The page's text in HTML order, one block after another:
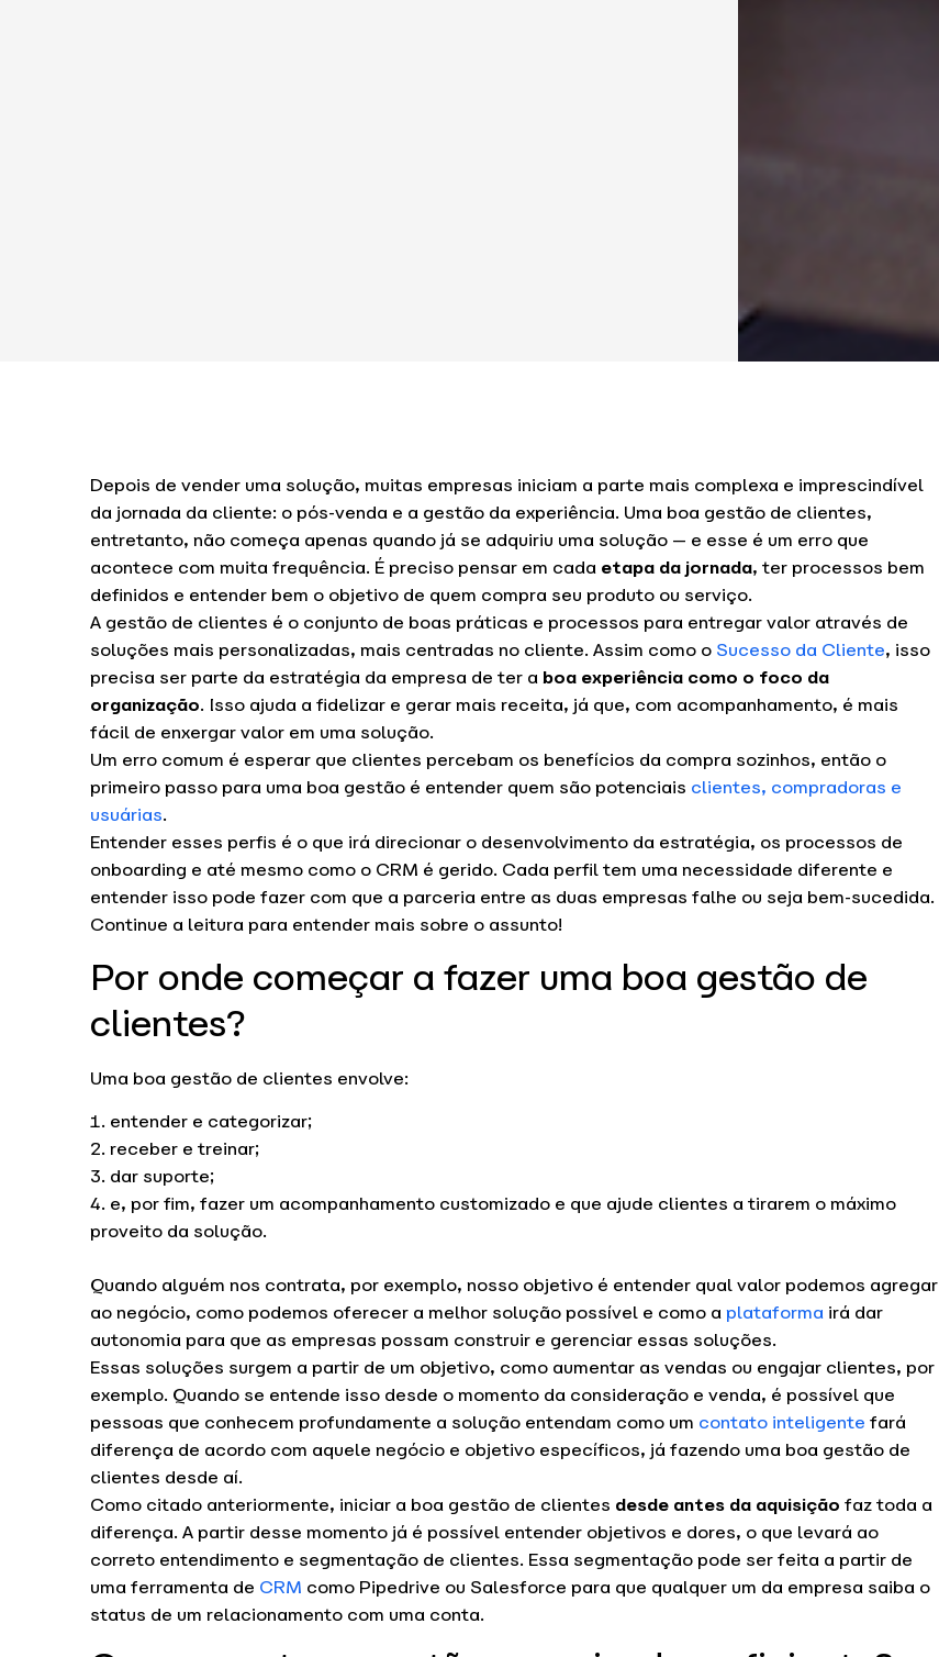
Depois de vender uma solução, muitas empresas iniciam a parte mais complexa e imprescindível
da jornada da cliente: o pós-venda e a gestão da experiência. Uma boa gestão de clientes,
entretanto, não começa apenas quando já se adquiriu uma solução — e esse é um erro que
acontece com muita frequência. É preciso pensar em cada etapa da jornada, ter processos bem
definidos e entender bem o objetivo de quem compra seu produto ou serviço.
A gestão de clientes é o conjunto de boas práticas e processos para entregar valor através de
soluções mais personalizadas, mais centradas no cliente. Assim como o Sucesso da Cliente, isso
precisa ser parte da estratégia da empresa de ter aboa experiência como o foco da
organização. Isso ajuda a fidelizar e gerar mais receita, já que, com acompanhamento, é mais
fácil de enxergar valor em uma solução.
Um erro comum é esperar que clientes percebam os benefícios da compra sozinhos, então o
primeiro passo para uma boa gestão é entender quem são potenciais clientes, compradoras e
usuárias.
Entender esses perfis é o que irá direcionar o desenvolvimento da estratégia, os processos de
onboarding e até mesmo como o CRM é gerido. Cada perfil tem uma necessidade diferente e
entender isso pode fazer com que a parceria entre as duas empresas falhe ou seja bem-sucedida.
Continue a leitura para entender mais sobre o assunto!
Por onde começar a fazer uma boa gestão de
clientes?
Uma boa gestão de clientes envolve:
entender e categorizar;
receber e treinar;
dar suporte;
e, por fim, fazer um acompanhamento customizado e que ajude clientes a tirarem o máximo
proveito da solução.
Quando alguém nos contrata, por exemplo, nosso objetivo é entender qual valor podemos agregar
ao negócio, como podemos oferecer a melhor solução possível e como aplataforma irá dar
autonomia para que as empresas possam construir e gerenciar essas soluções.
Essas soluções surgem a partir de um objetivo, como aumentar as vendas ou engajar clientes, por
exemplo. Quando se entende isso desde o momento da consideração e venda, é possível que
pessoas que conhecem profundamente a solução entendam como um contato inteligente fará
diferença de acordo com aquele negócio e objetivo específicos, já fazendo uma boa gestão de
clientes desde aí.
Como citado anteriormente, iniciar a boa gestão de clientes desde antes da aquisição faz toda a
diferença. A partir desse momento já é possível entender objetivos e dores, o que levará ao
correto entendimento e segmentação de clientes. Essa segmentação pode ser feita a partir de
uma ferramenta de CRM como Pipedrive ou Salesforce para que qualquer um da empresa saiba o
status de um relacionamento com uma conta.